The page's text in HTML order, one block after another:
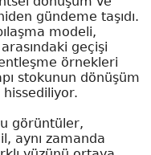
gündeme taşıdı.
modeli,
geçişi
örnekleri
stokunun dönüşüm
görüntüler,
aynı zamanda